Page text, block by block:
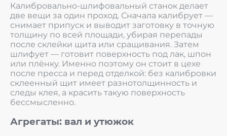
Калибровально-шлифовальный станок делает
две вещи за один проход. Сначала калибрует —
снимает припуск и выводит заготовку в точную
толщину по всей площади, убирая перепады
после склейки щита или сращивания. Затем
шлифует — готовит поверхность под лак, шпон
или плёнку. Именно поэтому он стоит в цехе
после пресса и перед отделкой: без калибровки
склеенный щит имеет разнотолщинность и
следы клея, а красить такую поверхность
бессмысленно.
Агрегаты: вал и утюжок